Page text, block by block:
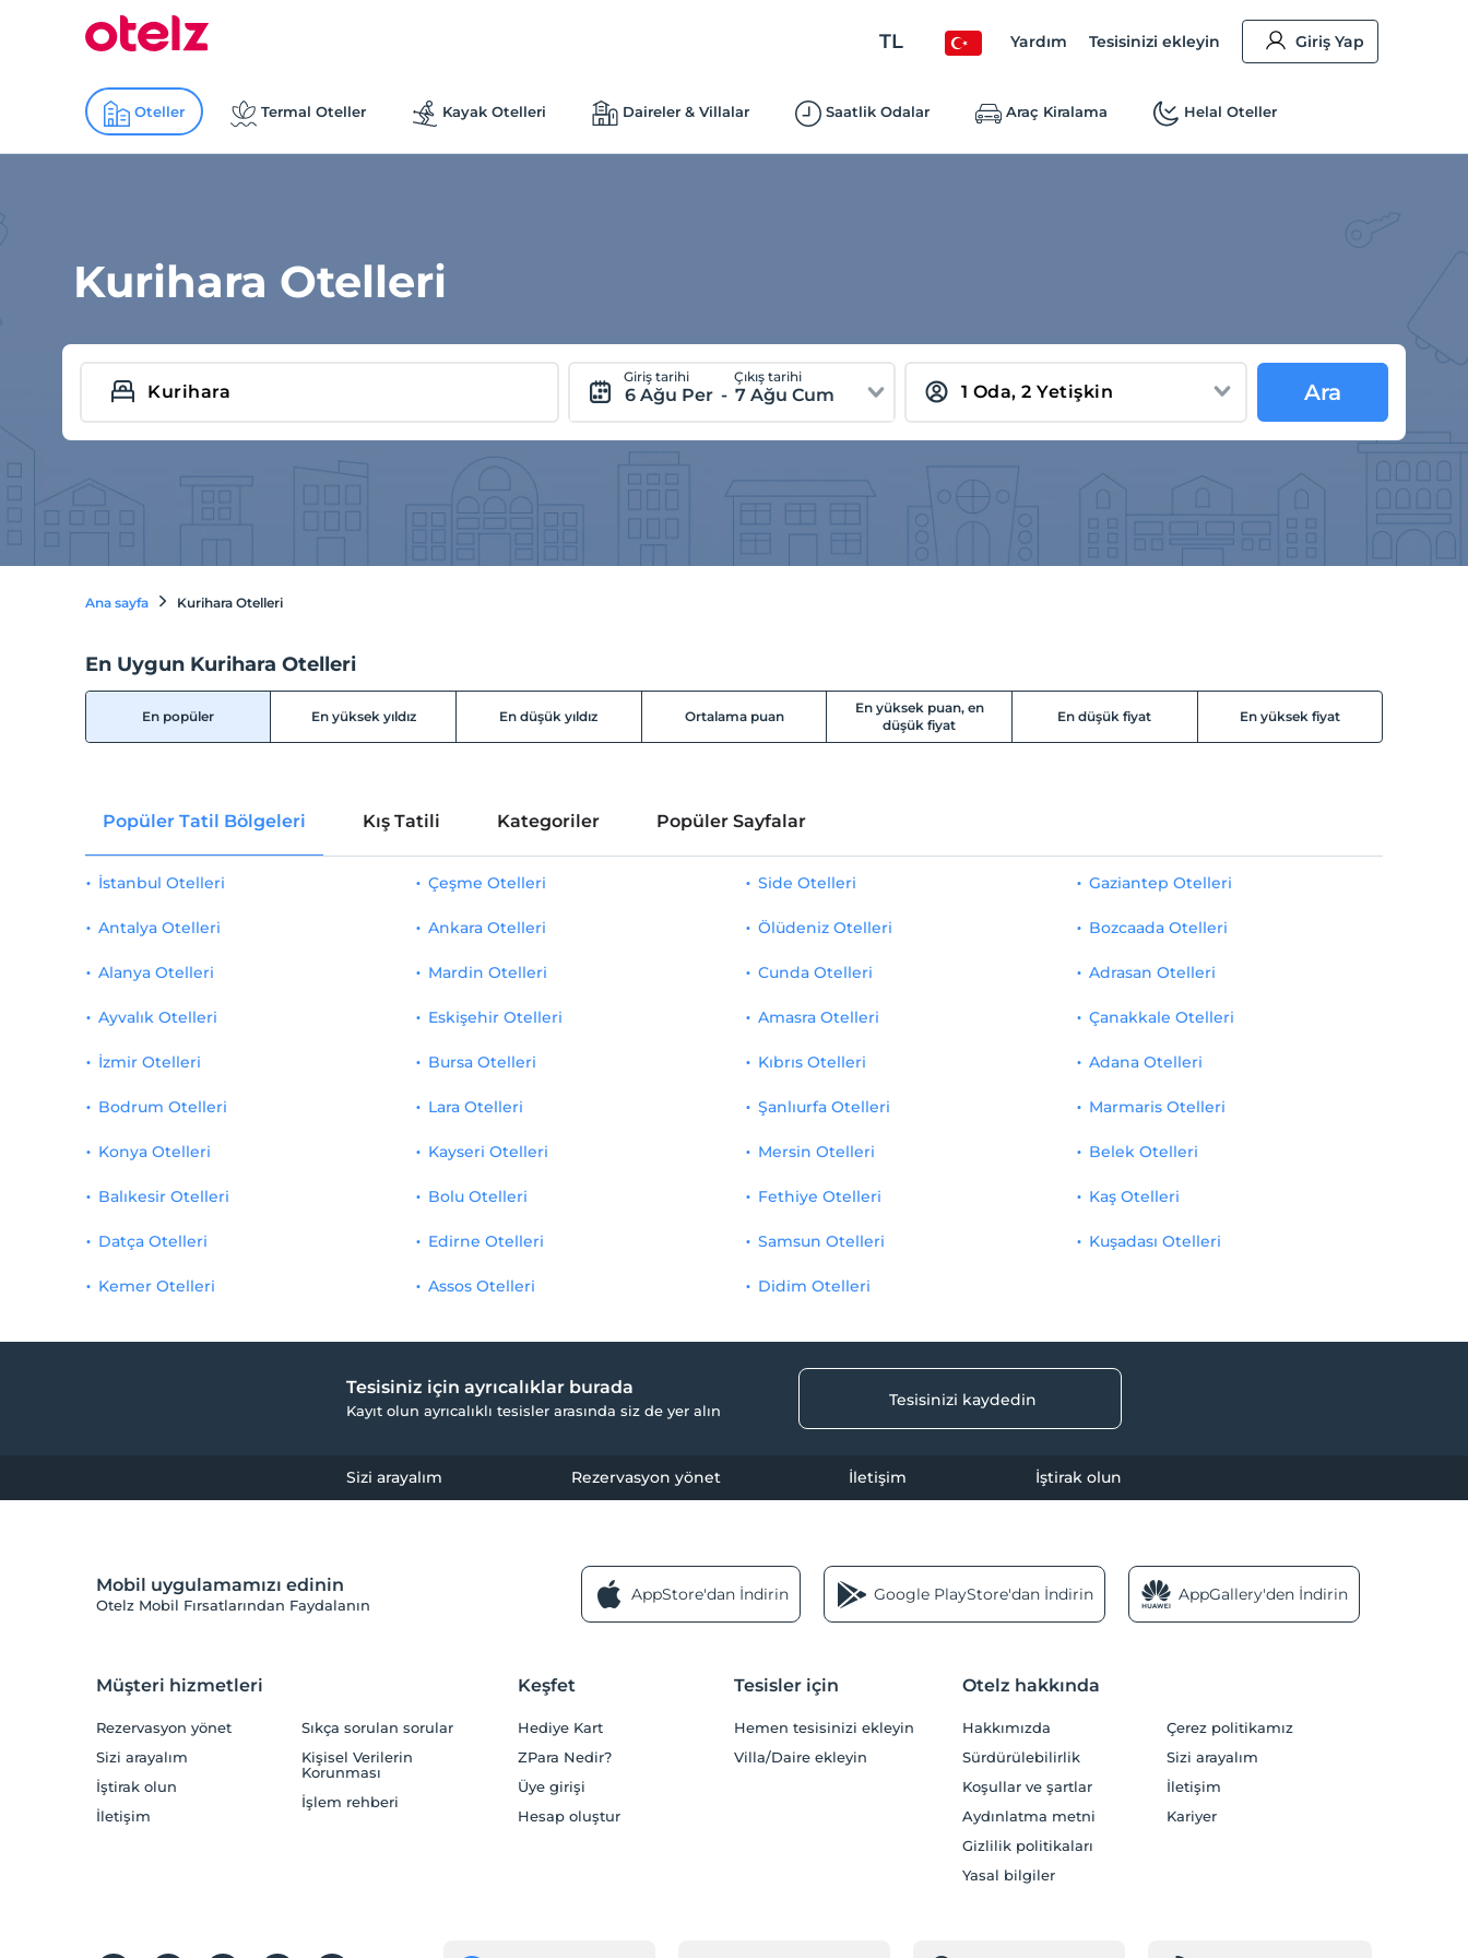
TL Yardım Tesisinizi ekleyin Giriş Yap
Oteller Termal Oteller Kayak Otelleri Daireler & Villalar Saatlik Odalar Araç Kiralama Helal Oteller
Kurihara Otelleri
Giriş tarihi
6 Ağu Per -
Çıkış tarihi
7 Ağu Cum Ara
Ana sayfa Kurihara Otelleri
En Uygun Kurihara Otelleri
En popüler En yüksek yıldız En düşük yıldız Ortalama puan
En yüksek puan, en
düşük fiyat
En düşük fiyat En yüksek fiyat
Popüler Tatil Bölgeleri Kış Tatili Kategoriler Popüler Sayfalar
İstanbul Otelleri
Antalya Otelleri
Alanya Otelleri
Ayvalık Otelleri
İzmir Otelleri
Çeşme Otelleri
Ankara Otelleri
Mardin Otelleri
Eskişehir Otelleri
Bursa Otelleri
Side Otelleri
Ölüdeniz Otelleri
Cunda Otelleri
Amasra Otelleri
Kıbrıs Otelleri
Gaziantep Otelleri
Bozcaada Otelleri
Adrasan Otelleri
Çanakkale Otelleri
Adana Otelleri
Bodrum Otelleri
Konya Otelleri
Balıkesir Otelleri
Datça Otelleri
Kemer Otelleri
Lara Otelleri
Kayseri Otelleri
Bolu Otelleri
Edirne Otelleri
Assos Otelleri
Şanlıurfa Otelleri
Mersin Otelleri
Fethiye Otelleri
Samsun Otelleri
Didim Otelleri
Marmaris Otelleri
Belek Otelleri
Kaş Otelleri
Kuşadası Otelleri
Tesisiniz için ayrıcalıklar burada
Kayıt olun ayrıcalıklı tesisler arasında siz de yer alın
Tesisinizi kaydedin
Sizi arayalım Rezervasyon yönet İletişim İştirak olun
Mobil uygulamamızı edinin
Otelz Mobil Fırsatlarından Faydalanın
AppStore'dan İndirin Google PlayStore'dan İndirin AppGallery'den İndirin
Müşteri hizmetleri
Rezervasyon yönet
Sizi arayalım
İştirak olun
İletişim
Sıkça sorulan sorular
Kişisel Verilerin
Korunması
İşlem rehberi
Keşfet
Hediye Kart
ZPara Nedir?
Üye girişi
Hesap oluştur
Tesisler için
Hemen tesisinizi ekleyin
Villa/Daire ekleyin
Otelz hakkında
Hakkımızda
Sürdürülebilirlik
Koşullar ve şartlar
Aydınlatma metni
Gizlilik politikaları
Yasal bilgiler
Çerez politikamız
Sizi arayalım
İletişim
Kariyer